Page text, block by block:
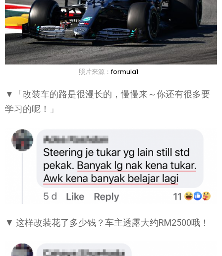
照片来源：formula1
▼「改装车的路是很漫长的，慢慢来～你还有很多要
学习的呢！」
▼ 这样改装花了多少钱？车主透露大约RM2500哦！